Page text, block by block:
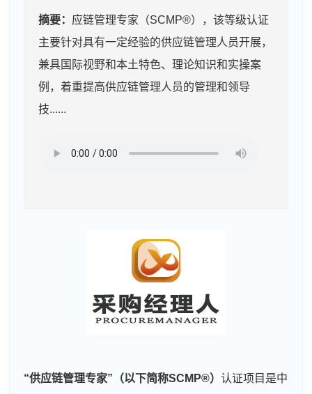
摘要： 应链管理专家（SCMP®），该等级认证
主要针对具有一定经验的供应链管理人员开展，
兼具国际视野和本土特色、理论知识和实操案
例，着重提高供应链管理人员的管理和领导
技......
“供应链管理专家”（以下简称SCMP®）认证项目是中